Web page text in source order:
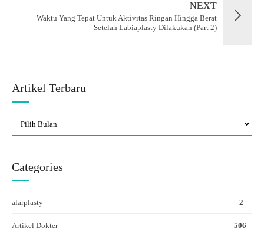
NEXT
Waktu Yang Tepat Untuk Aktivitas Ringan Hingga Berat
Setelah Labiaplasty Dilakukan (Part 2)
Artikel Terbaru
Categories
alarplasty 2
Artikel Dokter 506